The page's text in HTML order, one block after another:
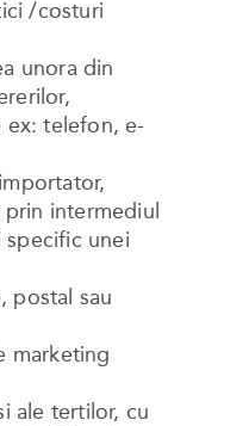
/costuri
unora din
ex: telefon, e-
intermediul
specific unei
postal sau
marketing
ale tertilor, cu